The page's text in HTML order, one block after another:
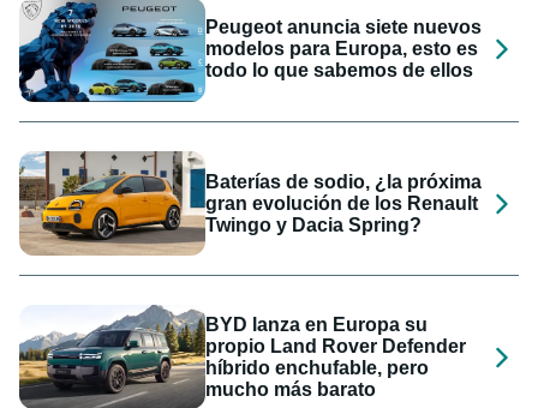
Peugeot anuncia siete nuevos
modelos para Europa, esto es
todo lo que sabemos de ellos
Baterías de sodio, ¿la próxima
gran evolución de los Renault
Twingo y Dacia Spring?
BYD lanza en Europa su
propio Land Rover Defender
híbrido enchufable, pero
mucho más barato